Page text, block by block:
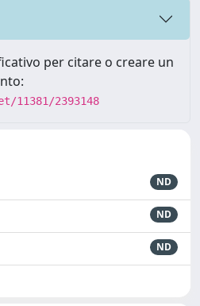
per citare o creare un
2393148
ND
ND
ND